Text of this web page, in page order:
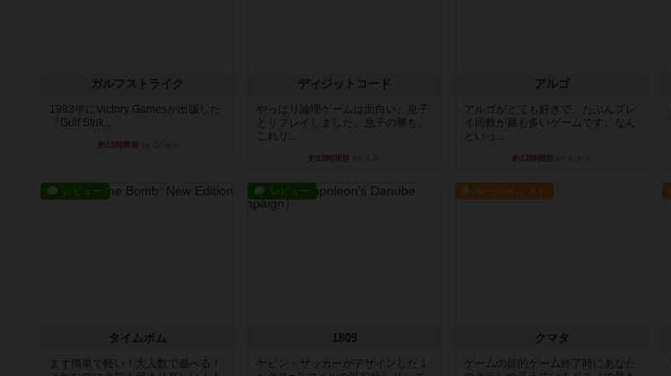
ガルフストライク
1983年にVictory Gamesが出版した
『Gulf Strik...
約13時間前
ディジットコード
やっぱり論理ゲームは面白い。息子
とリプレイしました。息子の勝ち。
これリ...
約13時間前
アルゴ
アルゴがとても好きで、たぶんプレ
イ回数が最も多いゲームです。なん
といっ...
約13時間前
レビュー
タイムボム
まず簡単で軽い！大人数で遊べる！
レビュー
1809
ケビン・ザッカーがデザインした１
ルール/インスト
クマタ
ゲームの目的ゲーム終了時にあなた